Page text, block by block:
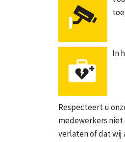
In
Respecteert u
medewerkers
verlaten of dat wij